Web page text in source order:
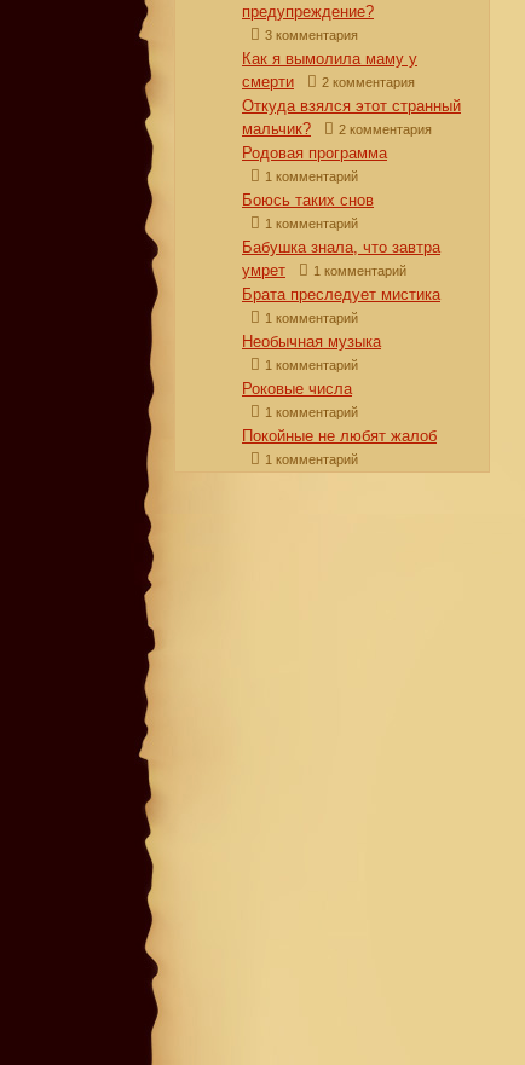
предупреждение?
3 комментария
Как я вымолила маму у
смерти
2 комментария
Откуда взялся этот странный
мальчик?
2 комментария
Родовая программа
1 комментарий
Боюсь таких снов
1 комментарий
Бабушка знала, что завтра
умрет
1 комментарий
Брата преследует мистика
1 комментарий
Необычная музыка
1 комментарий
Роковые числа
1 комментарий
Покойные не любят жалоб
1 комментарий